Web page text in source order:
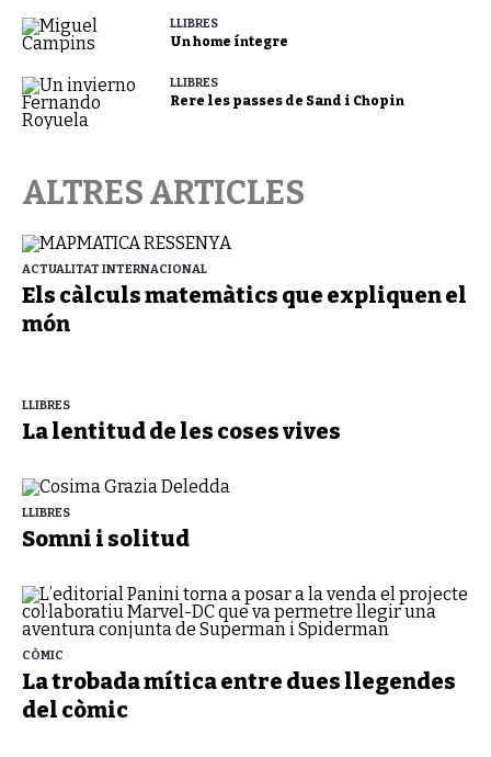
LLIBRES
Un home íntegre
LLIBRES
Rere les passes de Sand i Chopin
ALTRES ARTICLES
ACTUALITAT INTERNACIONAL
Els càlculs matemàtics que expliquen el
món
LLIBRES
La lentitud de les coses vives
LLIBRES
Somni i solitud
CÒMIC
La trobada mítica entre dues llegendes
del còmic